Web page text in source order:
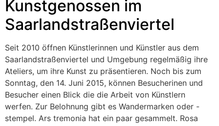
Kunstgenossen im
Saarlandstraßenviertel
Seit 2010 öffnen Künstlerinnen und Künstler aus dem
Saarlandstraßenviertel und Umgebung regelmäßig ihre
Ateliers, um ihre Kunst zu präsentieren. Noch bis zum
Sonntag, den 14. Juni 2015, können Besucherinen und
Besucher einen Blick die die Arbeit von Künstlern
werfen. Zur Belohnung gibt es Wandermarken oder -
stempel. Ars tremonia hat ein paar gesammelt. Rosa